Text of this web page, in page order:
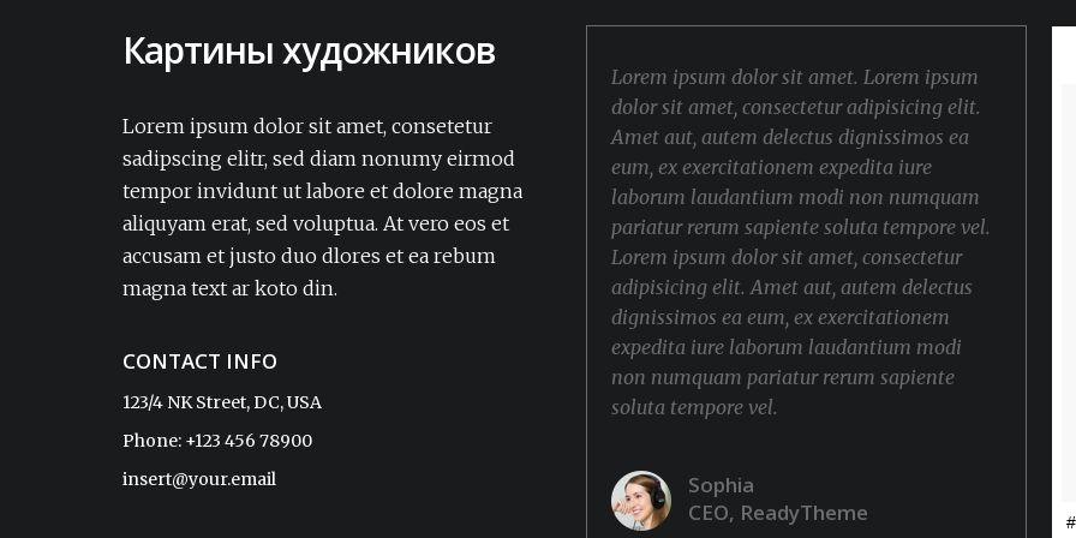
Картины художников
Lorem ipsum dolor sit amet, consetetur
sadipscing elitr, sed diam nonumy eirmod
tempor invidunt ut labore et dolore magna
aliquyam erat, sed voluptua. At vero eos et
accusam et justo duo dlores et ea rebum
magna text ar koto din.
CONTACT INFO
123/4 NK Street, DC, USA
Phone: +123 456 78900
insert@your.email
Lorem ipsum dolor sit amet, consectetur
dignissimos ea eum, ex exercitationem
expedita iure laborum laudantium modi
non numquam pariatur rerum sapiente
soluta tempore vel.Lorem ipsum dolor sit
amet, consectetur adipisicing elit. Amet aut,
autem delectus dignissimos ea eum, ex
Sophia
CEO, ReadyTheme
Lorem ipsum dolor sit amet. Lorem ipsum
dolor sit amet, consectetur adipisicing elit.
Amet aut, autem delectus dignissimos ea
eum, ex exercitationem expedita iure
laborum laudantium modi non numquam
pariatur rerum sapiente soluta tempore vel.
Lorem ipsum dolor sit amet, consectetur
adipisicing elit. Amet aut, autem delectus
dignissimos ea eum, ex exercitationem
expedita iure laborum laudantium modi
non numquam pariatur rerum sapiente
soluta tempore vel.
Sophia
CEO, ReadyTheme